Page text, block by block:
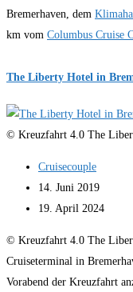
Bremerhaven, dem
km vom Columbus Cruise
The Liberty Hotel in
© Kreuzfahrt 4.0 The
Beitrags-
Autor:
Cruisecouple
Beitrag
veröffentlicht:
14. Juni 2019
Beitrag
19. April 2024
© Kreuzfahrt 4.0 The
Cruiseterminal in
Vorabend der Kreuzfahrt